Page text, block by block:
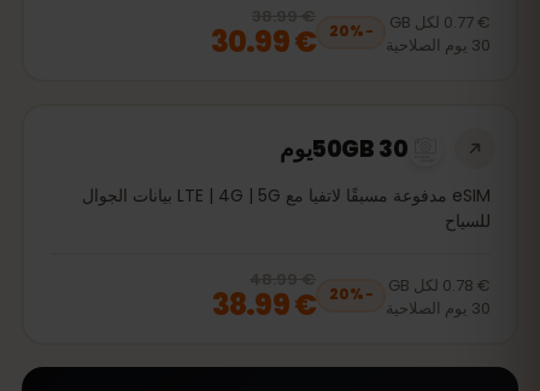
€ 0.77 لكل GB
30 يوم الصلاحية
−
20%
20% off, was
€ 30.99 € 38.99
€ 30.99
50GB 30يوم
eSIM مدفوعة مسبقًا لاتفيا مع LTE | 4G | 5G بيانات الجوال
للسياح
€ 0.78 لكل GB
30 يوم الصلاحية
−
20%
20% off, was
€ 38.99 € 48.99
€ 38.99